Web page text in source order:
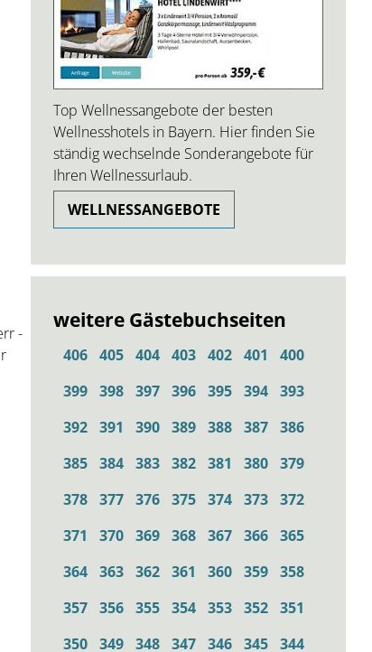
-
Top Wellnessangebote der besten
Wellnesshotels in Bayern. Hier finden Sie
ständig wechselnde Sonderangebote für
Ihren Wellnessurlaub.
WELLNESSANGEBOTE
weitere Gästebuchseiten
406 405 404 403 402 401
400
399 398 397 396 395 394 393
392 391 390 389 388 387 386
385 384 383 382 381 380 379
378 377 376 375 374 373 372
371
370 369 368 367 366 365
364 363 362 361 360 359 358
357 356 355 354 353 352 351
350 349 348 347 346 345 344